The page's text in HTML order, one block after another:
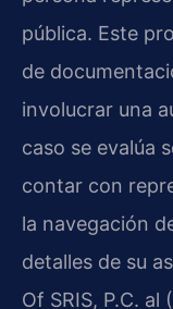
pública. Este
de
involucrar una
caso se evalúa
contar con
la navegación
detalles de su
Of SRIS, P.C.